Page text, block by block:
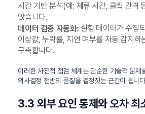
시간 기반 분석(예: 체류 시간, 클릭 간격
않습니다.
데이터 검증 자동화:실험 데이터가 수집
이상값, 누락률, 지연 여부를 자동 감지하
구축합니다.
이러한 사전적 점검 체계는 단순한 기술적 문제
의사결정 전반의 품질을 결정짓는 근간이 됩니
3.3 외부 요인 통제와 오차 최